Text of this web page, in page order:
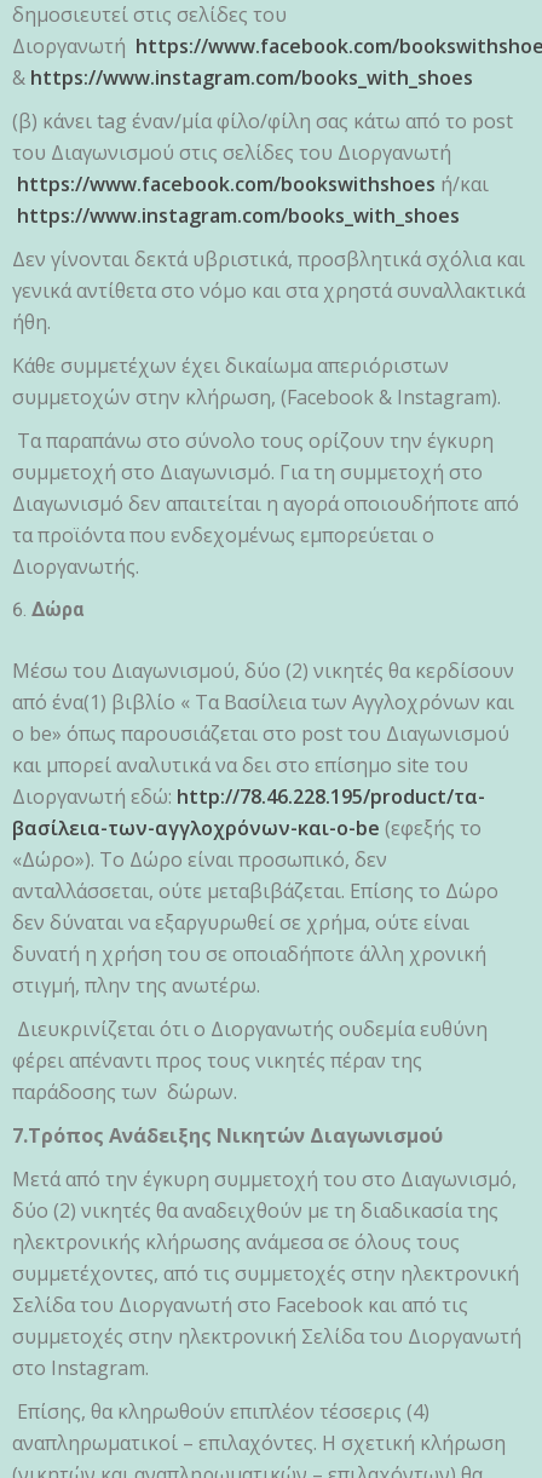
δημοσιευτεί στις σελίδες του
Διοργανωτή https://www.facebook.com/
& https://www.instagram.com/books_with_shoes
(β) κάνει tag έναν/μία φίλο/φίλη σας κάτω από το post
του Διαγωνισμού στις σελίδες του Διοργανωτή
https://www.facebook.com/bookswithshoes ή/και
https://www.instagram.com/books_with_shoes
Δεν γίνονται δεκτά υβριστικά, προσβλητικά σχόλια και
γενικά αντίθετα στο νόμο και στα χρηστά συναλλακτικά
ήθη.
Κάθε συμμετέχων έχει δικαίωμα απεριόριστων
συμμετοχών στην κλήρωση, (Facebook & Instagram).
Τα παραπάνω στο σύνολο τους ορίζουν την έγκυρη
συμμετοχή στο Διαγωνισμό. Για τη συμμετοχή στο
Διαγωνισμό δεν απαιτείται η αγορά οποιουδήποτε από
τα προϊόντα που ενδεχομένως εμπορεύεται ο
Διοργανωτής.
Δώρα
Μέσω του Διαγωνισμού, δύο (2) νικητές θα κερδίσουν
από ένα(1) βιβλίο « Τα Βασίλεια των Αγγλοχρόνων και
ο be» όπως παρουσιάζεται στο post του Διαγωνισμού
και μπορεί αναλυτικά να δει στο επίσημο site του
Διοργανωτή εδώ: http://78.46.228.195/product/τα-
βασίλεια-των-αγγλοχρόνων-και-ο-be (εφεξής το
«Δώρο»). Το Δώρο είναι προσωπικό, δεν
ανταλλάσσεται, ούτε μεταβιβάζεται. Επίσης το Δώρο
δεν δύναται να εξαργυρωθεί σε χρήμα, ούτε είναι
δυνατή η χρήση του σε οποιαδήποτε άλλη χρονική
στιγμή, πλην της ανωτέρω.
Διευκρινίζεται ότι o Διοργανωτής ουδεμία ευθύνη
φέρει απέναντι προς τους νικητές πέραν της
παράδοσης των δώρων.
7.Τρόπος Ανάδειξης Νικητών Διαγωνισμού
Μετά από την έγκυρη συμμετοχή του στο Διαγωνισμό,
δύο (2) νικητές θα αναδειχθούν με τη διαδικασία της
ηλεκτρονικής κλήρωσης ανάμεσα σε όλους τους
συμμετέχοντες, από τις συμμετοχές στην ηλεκτρονική
Σελίδα του Διοργανωτή στο Facebook και από τις
συμμετοχές στην ηλεκτρονική Σελίδα του Διοργανωτή
στο Instagram.
Επίσης, θα κληρωθούν επιπλέον τέσσερις (4)
αναπληρωματικοί – επιλαχόντες. Η σχετική κλήρωση